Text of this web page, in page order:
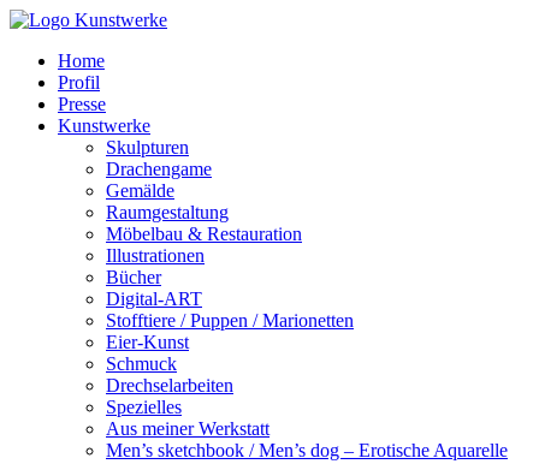
Home
Profil
Presse
Kunstwerke
Skulpturen
Drachengame
Gemälde
Raumgestaltung
Möbelbau & Restauration
Illustrationen
Bücher
Digital-ART
Stofftiere / Puppen / Marionetten
Eier-Kunst
Schmuck
Drechselarbeiten
Spezielles
Aus meiner Werkstatt
Men’s sketchbook / Men’s dog – Erotische Aquarelle